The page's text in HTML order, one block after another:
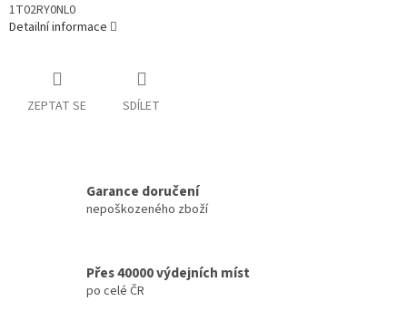
1T02RY0NL0
Detailní informace
ZEPTAT SE SDÍLET
Garance doručení
nepoškozeného zboží
Přes 40000 výdejních míst
po celé ČR